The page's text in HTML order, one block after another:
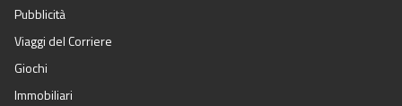
Pubblicità
Viaggi del Corriere
Giochi
Immobiliari